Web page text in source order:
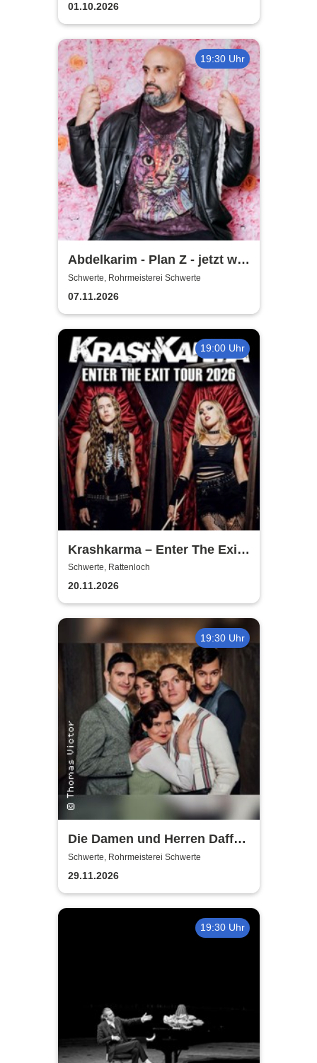
01.10.2026
19:30 Uhr
Abdelkarim - Plan Z - jetzt will
er´s wissen!
Schwerte, Rohrmeisterei Schwerte
07.11.2026
19:00 Uhr
Krashkarma – Enter The Exit
Tour 2026
Schwerte, Rattenloch
20.11.2026
19:30 Uhr
Die Damen und Herren Daffke
|Wie werde ich reich und
glücklich?
Schwerte, Rohrmeisterei Schwerte
29.11.2026
19:30 Uhr